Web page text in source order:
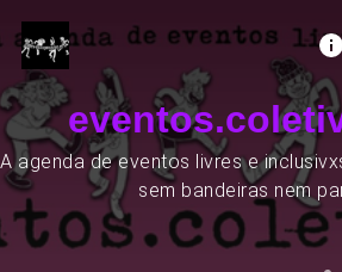
A agenda de eventos livres e
sem bandeiras nem